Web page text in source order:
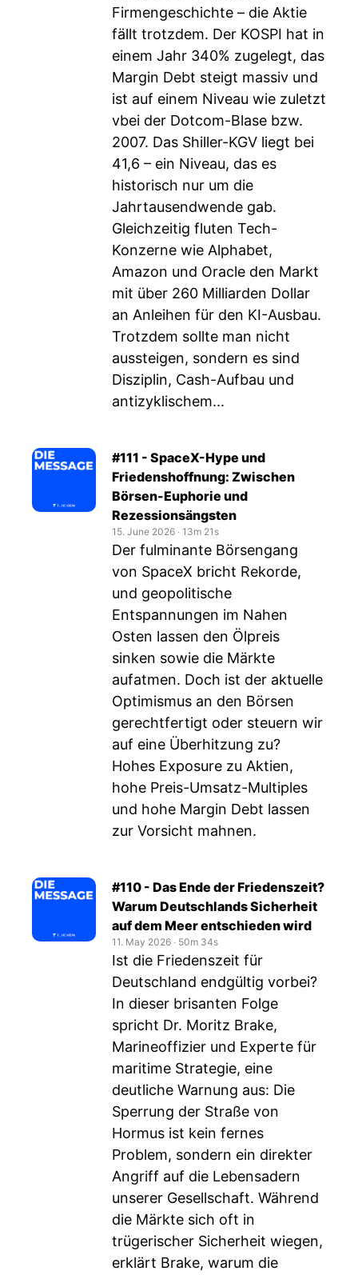
Firmengeschichte – die Aktie
fällt trotzdem. Der KOSPI hat in
einem Jahr 340% zugelegt, das
Margin Debt steigt massiv und
ist auf einem Niveau wie zuletzt
vbei der Dotcom-Blase bzw.
2007. Das Shiller-KGV liegt bei
41,6 – ein Niveau, das es
historisch nur um die
Jahrtausendwende gab.
Gleichzeitig fluten Tech-
Konzerne wie Alphabet,
Amazon und Oracle den Markt
mit über 260 Milliarden Dollar
an Anleihen für den KI-Ausbau.
Trotzdem sollte man nicht
aussteigen, sondern es sind
Disziplin, Cash-Aufbau und
antizyklischem...
#111 - SpaceX-Hype und
Friedenshoffnung: Zwischen
Börsen-Euphorie und
Rezessionsängsten
15. June 2026 ‧ 13m 21s
Der fulminante Börsengang
von SpaceX bricht Rekorde,
und geopolitische
Entspannungen im Nahen
Osten lassen den Ölpreis
sinken sowie die Märkte
aufatmen. Doch ist der aktuelle
Optimismus an den Börsen
gerechtfertigt oder steuern wir
auf eine Überhitzung zu?
Hohes Exposure zu Aktien,
hohe Preis-Umsatz-Multiples
und hohe Margin Debt lassen
zur Vorsicht mahnen.
#110 - Das Ende der Friedenszeit?
Warum Deutschlands Sicherheit
auf dem Meer entschieden wird
11. May 2026 ‧ 50m 34s
Ist die Friedenszeit für
Deutschland endgültig vorbei?
In dieser brisanten Folge
spricht Dr. Moritz Brake,
Marineoffizier und Experte für
maritime Strategie, eine
deutliche Warnung aus: Die
Sperrung der Straße von
Hormus ist kein fernes
Problem, sondern ein direkter
Angriff auf die Lebensadern
unserer Gesellschaft. Während
die Märkte sich oft in
trügerischer Sicherheit wiegen,
erklärt Brake, warum die